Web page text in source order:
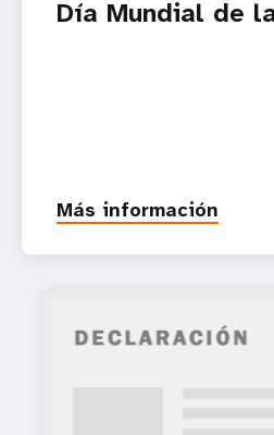
Día Mundial de
Más información